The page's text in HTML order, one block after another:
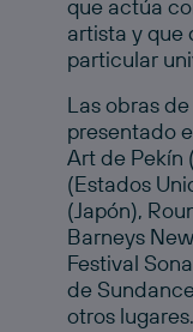
que actúa
artista y que
particular
Las obras
presentado
Art de Pekín
(Estados
(Japón),
Barneys
Festival
de
otros lugares.